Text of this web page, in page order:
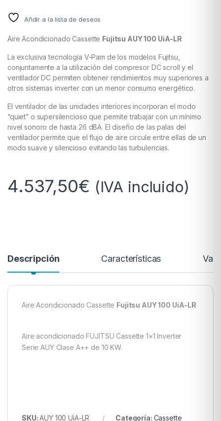
Añdir a la lista de deseos
Aire Acondicionado Cassette Fujitsu AUY 100 UiA-LR
La exclusiva tecnología V-Pam de los modelos Fujitsu,
conjuntamente a la utilización del compresor DC scroll y el
ventilador DC permiten obtener rendimientos muy superiores a
otros sistemas inverter con un menor consumo energético.
El ventilador de las unidades interiores incorporan el modo
“quiet” o supersilencioso que permite trabajar con un mínimo
nivel sonoro de hasta 26 dBA. El diseño de las palas del
ventilador permite que el flujo de aire circule entre ellas de un
modo suave y silencioso evitando las turbulencias.
4.537,50€ (IVA incluido)
Descripción Características
Aire Acondicionado Cassette Fujitsu AUY 100 UiA-LR
Aire acondicionado FUJITSU Cassette 1×1 Inverter
Serie AUY Clase A++ de 10 KW.
SKU:AUY 100 UiA-LR Categoría: Cassette